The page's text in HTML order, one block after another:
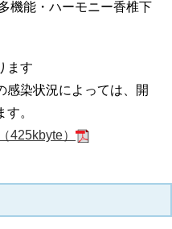
機能・ハーモニー香椎下
ます
染状況によっては、開
。
425kbyte）